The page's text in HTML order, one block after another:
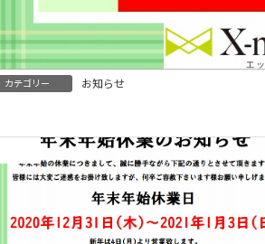
カテゴリー お知らせ